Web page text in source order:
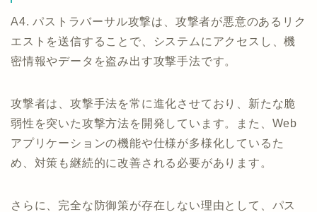
A4. パストラバーサル攻撃は、攻撃者が悪意のあるリク
エストを送信することで、システムにアクセスし、機
密情報やデータを盗み出す攻撃手法です。
攻撃者は、攻撃手法を常に進化させており、新たな脆
弱性を突いた攻撃方法を開発しています。また、Web
アプリケーションの機能や仕様が多様化しているた
め、対策も継続的に改善される必要があります。
さらに、完全な防御策が存在しない理由として、パス